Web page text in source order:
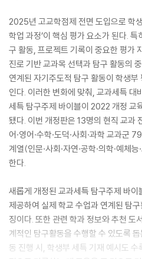
2025년 고교학점제 전면 도입으로 학
학업 과정’이 핵심 평가 요소가 된다.
구 활동, 프로젝트 기록이 중요한 평가
진로 기반 교과목 선택과 탐구 활동의
연계된 자기주도적 탐구 활동이 학생
인다. 이러한 변화에 맞춰, 교과세특 대
세특 탐구주제 바이블이 2022 개정 교
됐다. 이번 개정판은 13명의 현직 교과
어·영어·수학·도덕·사회·과학 교과군
계열(인문·사회·자연·공학·의학·예체
한다.
새롭게 개정된 교과세특 탐구주제 바
제공하여 실제 학교 수업과 연계된 탐
징이다. 또한 관련 학과 정보와 추천 도
계적인 탐구활동을 수행할 수 있도록
동 진행 시, 학생부 세특 기재 예시도